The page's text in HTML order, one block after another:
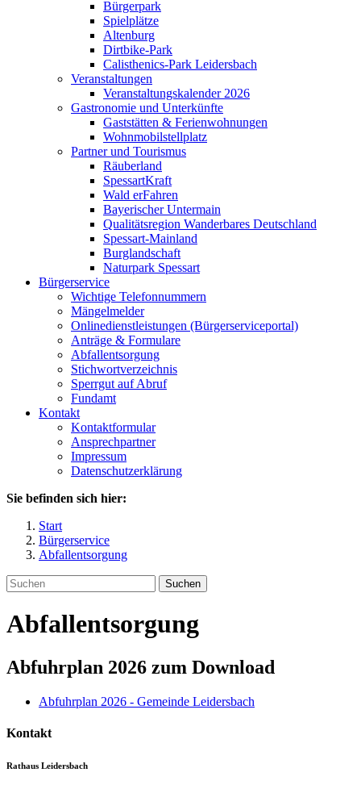
Bürgerpark
Spielplätze
Altenburg
Dirtbike-Park
Calisthenics-Park Leidersbach
Veranstaltungen
Veranstaltungskalender 2026
Gastronomie und Unterkünfte
Gaststätten & Ferienwohnungen
Wohnmobilstellplatz
Partner und Tourismus
Räuberland
SpessartKraft
Wald erFahren
Bayerischer Untermain
Qualitätsregion Wanderbares Deutschland
Spessart-Mainland
Burglandschaft
Naturpark Spessart
Bürgerservice
Wichtige Telefonnummern
Mängelmelder
Onlinedienstleistungen (Bürgerserviceportal)
Anträge & Formulare
Abfallentsorgung
Stichwortverzeichnis
Sperrgut auf Abruf
Fundamt
Kontakt
Kontaktformular
Ansprechpartner
Impressum
Datenschutzerklärung
Sie befinden sich hier:
Start
Bürgerservice
Abfallentsorgung
Suchen
Abfallentsorgung
Abfuhrplan 2026 zum Download
Abfuhrplan 2026 - Gemeinde Leidersbach
Kontakt
Rathaus Leidersbach